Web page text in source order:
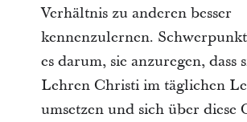
Verhältnis zu anderen besser
kennenzulernen.
es darum, sie anzuregen, dass
Lehren Christi im täglichen
umsetzen und sich über diese